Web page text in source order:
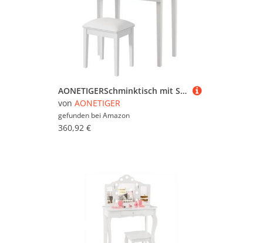
AONETIGERSchminktisch mit Spiegel, Schminkhocker, Schminktisch-Set mit 6 Glühbirnen, weiß
von AONETIGER
gefunden bei Amazon
360,92 €